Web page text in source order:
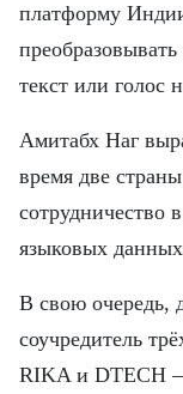
платформу
текст или голос
Амитабх Наг
время две
сотрудничество
языковых
В свою очередь,
соучредитель
RIKA и DTECH